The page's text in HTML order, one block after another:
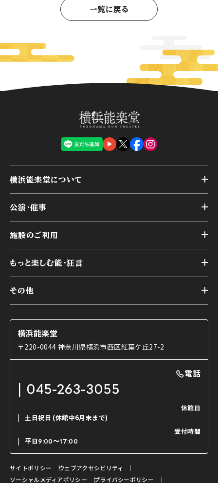
一覧に戻る
横浜能楽堂について
横浜能楽堂が取り組んだ事業
能舞台の歴史と特徴
様々なお客様に向けて
本舞台座席
交通アクセス
公演・催事
アーカイブ
施設のご利用
第二舞台
研修室
楽屋
ご利用の流れ
利用料金表
もっと楽しむ能・狂言
能舞台と演じ手
使用する道具
能・狂言の曲目説明
日本の古典芸能
その他
コラム
OTABISHO
チケット購入方法
ご寄附について
よくいただくご質問
お問い合わせ
横浜能楽堂
〒220-0044 神奈川県横浜市西区紅葉ケ丘27-2
電話
045-263-3055
休館日
土日祝日 (休館中6月末まで)
受付時間
平日9:00〜17:00
サイトポリシー
ウェブアクセシビリティ
ソーシャルメディアポリシー
プライバシーポリシー